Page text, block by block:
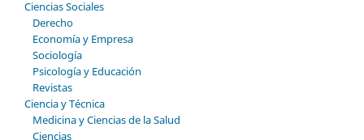
Ciencias Sociales
Derecho
Economía y Empresa
Sociología
Psicología y Educación
Revistas
Ciencia y Técnica
Medicina y Ciencias de la Salud
Ciencias